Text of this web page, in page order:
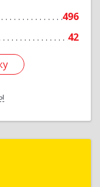
496
42